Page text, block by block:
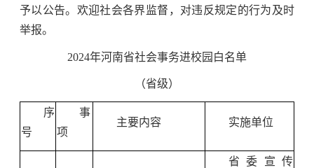
予以公告。欢迎社会各界监督，对违反规定的行为及时
举报。
2024年河南省社会事务进校园白名单
（省级）
序
号
事
项
主要内容 实施单位
省委宣传